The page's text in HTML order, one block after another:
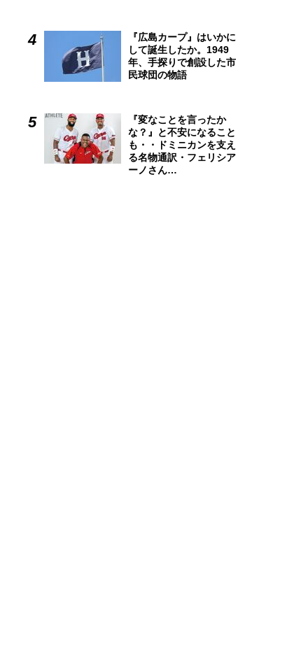
『広島カープ』はいかに
して誕生したか。1949
年、手探りで創設した市
民球団の物語
『変なことを言ったか
な？』と不安になること
も・・ドミニカンを支え
る名物通訳・フェリシア
ーノさん…